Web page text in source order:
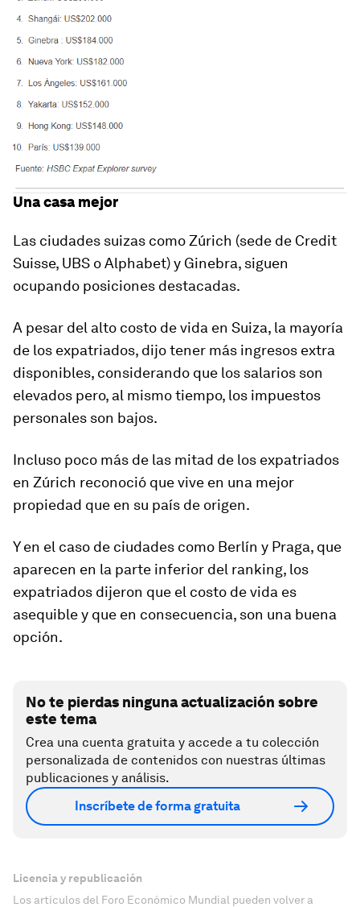
Una casa mejor
Las ciudades suizas como Zúrich (sede de Credit
Suisse, UBS o Alphabet) y Ginebra, siguen
ocupando posiciones destacadas.
A pesar del alto costo de vida en Suiza, la mayoría
de los expatriados, dijo tener más ingresos extra
disponibles, considerando que los salarios son
elevados pero, al mismo tiempo, los impuestos
personales son bajos.
Incluso poco más de las mitad de los expatriados
en Zúrich reconoció que vive en una mejor
propiedad que en su país de origen.
Y en el caso de ciudades como Berlín y Praga, que
aparecen en la parte inferior del ranking, los
expatriados dijeron que el costo de vida es
asequible y que en consecuencia, son una buena
opción.
No te pierdas ninguna actualización sobre
este tema
Crea una cuenta gratuita y accede a tu colección
personalizada de contenidos con nuestras últimas
publicaciones y análisis.
Inscríbete de forma gratuita
Licencia y republicación
Los artículos del Foro Económico Mundial pueden volver a